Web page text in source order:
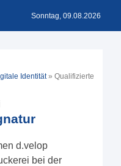
Sonntag, 09.08.2026
Identität» Qualifizierte
d.velop
bei der